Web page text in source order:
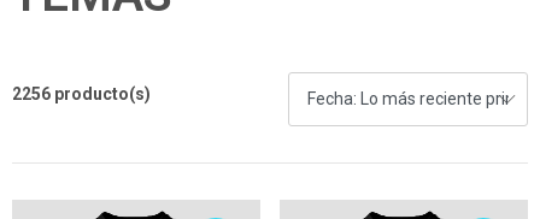
2256 producto(s)